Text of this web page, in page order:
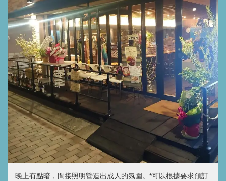
晚上有點暗，間接照明營造出成人的氛圍。*可以根據要求預訂
兵庫県西宮市寿町2-35 kowaビル 1F
https://trinity.owst.jp/
お店情報をコピー
閉じる